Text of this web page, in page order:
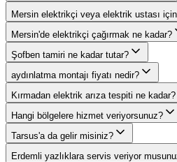
Mersin elektrikçi veya elektrik ustası
Mersin'de elektrikçi çağırmak ne kadar?
Şofben tamiri ne kadar tutar?
aydınlatma montajı fiyatı nedir?
Kırmadan elektrik arıza tespiti ne kadar?
Hangi bölgelere hizmet veriyorsunuz?
Tarsus'a da gelir misiniz?
Erdemli yazlıklara servis veriyor